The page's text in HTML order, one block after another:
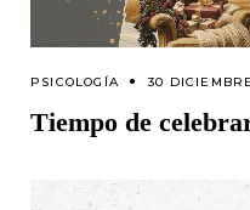
PSICOLOGÍA 30
Tiempo de